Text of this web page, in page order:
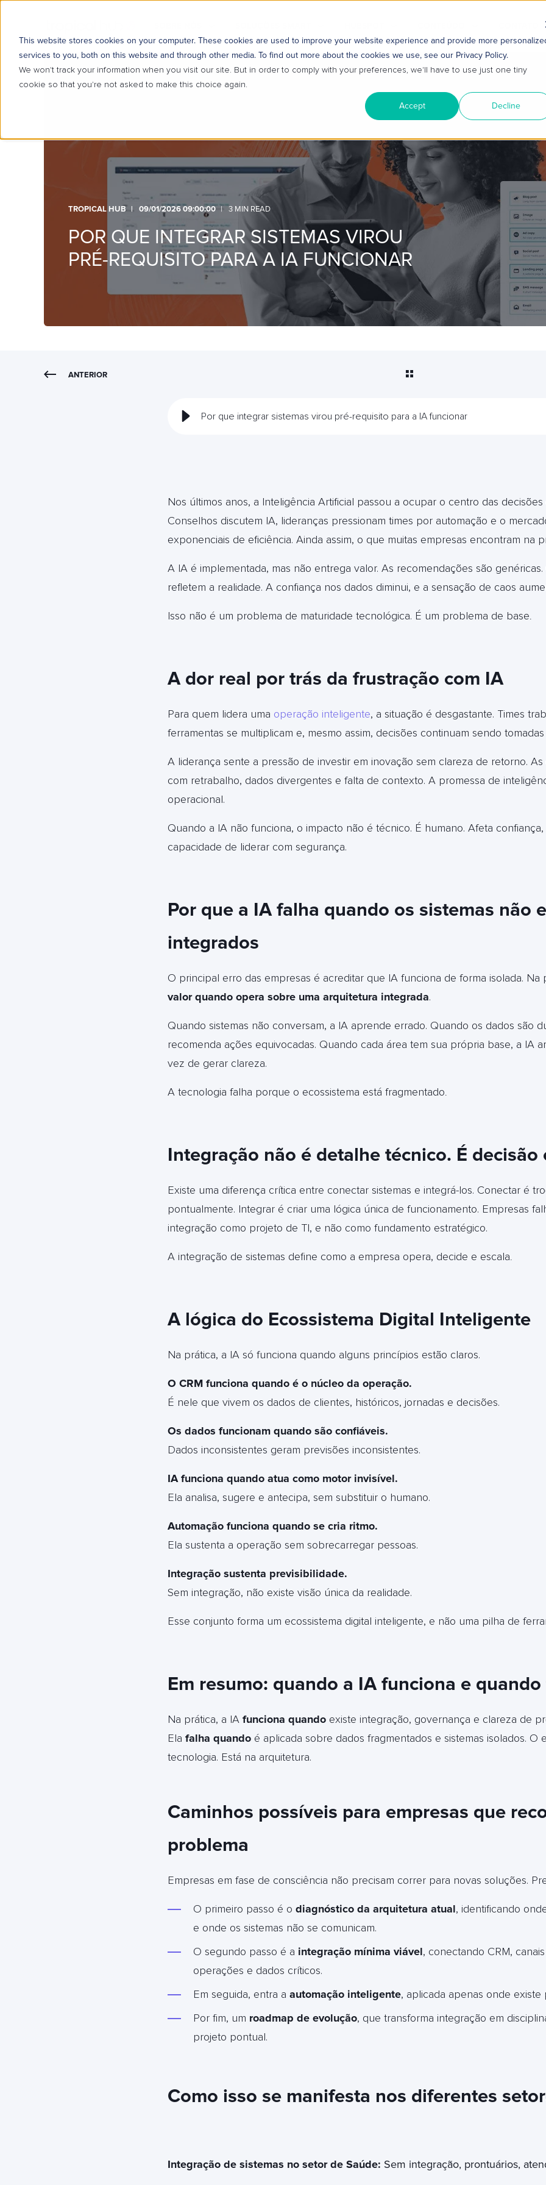
This website stores cookies on your computer. These cookies are used to improve your website experience and provide more
services to you, both on this website and through other media. To find out more about the cookies we use, see our Privacy Policy.
We won't track your information when you visit our site. But in order to comply with your preferences, we'll have to use just one tiny
cookie so that you're not asked to make this choice again.
Accept Decline
TROPICAL HUB 09/01/2026 09:00:00 3 MIN READ
POR QUE INTEGRAR SISTEMAS VIROU
PRÉ-REQUISITO PARA A IA FUNCIONAR
ANTERIOR
Por que integrar sistemas virou pré-requisito para a IA funcionar
Nos últimos anos, a Inteligência Artificial passou a ocupar o centro das decisões
Conselhos discutem IA, lideranças pressionam times por automação e o
exponenciais de eficiência. Ainda assim, o que muitas empresas encontram na
A IA é implementada, mas não entrega valor. As recomendações são
refletem a realidade. A confiança nos dados diminui, e a sensação de caos
Isso não é um problema de maturidade tecnológica. É um problema de base.
A dor real por trás da frustração com IA
Para quem lidera uma operação inteligente, a situação é desgastante. Times
ferramentas se multiplicam e, mesmo assim, decisões continuam sendo
A liderança sente a pressão de investir em inovação sem clareza de retorno.
com retrabalho, dados divergentes e falta de contexto. A promessa de
operacional.
Quando a IA não funciona, o impacto não é técnico. É humano. Afeta
capacidade de liderar com segurança.
Por que a IA falha quando os sistemas não
integrados
O principal erro das empresas é acreditar que IA funciona de forma isolada. Na
valor quando opera sobre uma arquitetura integrada.
Quando sistemas não conversam, a IA aprende errado. Quando os dados são
recomenda ações equivocadas. Quando cada área tem sua própria base, a IA
vez de gerar clareza.
A tecnologia falha porque o ecossistema está fragmentado.
Integração não é detalhe técnico. É decisão
Existe uma diferença crítica entre conectar sistemas e integrá-los. Conectar é
pontualmente. Integrar é criar uma lógica única de funcionamento. Empresas
integração como projeto de TI, e não como fundamento estratégico.
A integração de sistemas define como a empresa opera, decide e escala.
A lógica do Ecossistema Digital Inteligente
Na prática, a IA só funciona quando alguns princípios estão claros.
O CRM funciona quando é o núcleo da operação.
É nele que vivem os dados de clientes, históricos, jornadas e decisões.
Os dados funcionam quando são confiáveis.
Dados inconsistentes geram previsões inconsistentes.
IA funciona quando atua como motor invisível.
Ela analisa, sugere e antecipa, sem substituir o humano.
Automação funciona quando se cria ritmo.
Ela sustenta a operação sem sobrecarregar pessoas.
Integração sustenta previsibilidade.
Sem integração, não existe visão única da realidade.
Esse conjunto forma um ecossistema digital inteligente, e não uma pilha de
Em resumo: quando a IA funciona e
Na prática, a IA funciona quandoexiste integração, governança e clareza de
Ela falha quandoé aplicada sobre dados fragmentados e sistemas isolados. O
tecnologia. Está na arquitetura.
Caminhos possíveis para empresas que
problema
Empresas em fase de consciência não precisam correr para novas soluções.
O primeiro passo é o diagnóstico da arquitetura atual, identificando
e onde os sistemas não se comunicam.
O segundo passo é a integração mínima viável, conectando CRM,
operações e dados críticos.
Em seguida, entra a automação inteligente, aplicada apenas onde existe
Por fim, um roadmap de evolução, que transforma integração em
projeto pontual.
Como isso se manifesta nos diferentes
Integração de sistemas no setor de Saúde: Sem integração, prontuários,